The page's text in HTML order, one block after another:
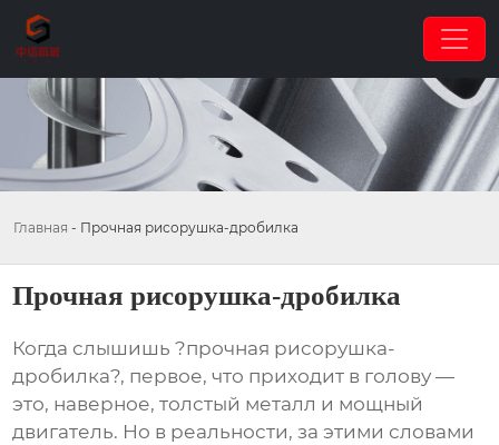
Главная - Прочная рисорушка-дробилка
Прочная рисорушка-дробилка
Когда слышишь ?прочная рисорушка-
дробилка?, первое, что приходит в голову —
это, наверное, толстый металл и мощный
двигатель. Но в реальности, за этими словами